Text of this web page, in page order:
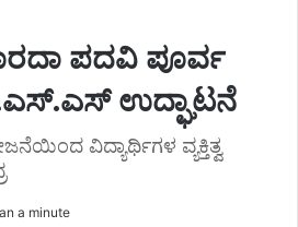
ಪದವಿ ಪೂರ್ವ
ಉದ್ಘಾಟನೆ
ವಿದ್ಯಾರ್ಥಿಗಳ ವ್ಯಕ್ತಿತ್ವ
a minute